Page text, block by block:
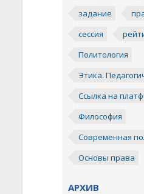
задание
сессия
Политология
Этика.
Ссылка на
Философия
Современная
Основы права
АРХИВ